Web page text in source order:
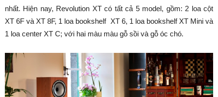
nhất. Hiện nay, Revolution XT có tất cả 5 model, gồm: 2 loa cột
XT 6F và XT 8F, 1 loa bookshelf XT 6, 1 loa bookshelf XT Mini và
1 loa center XT C; với hai màu màu gỗ sồi và gỗ óc chó.